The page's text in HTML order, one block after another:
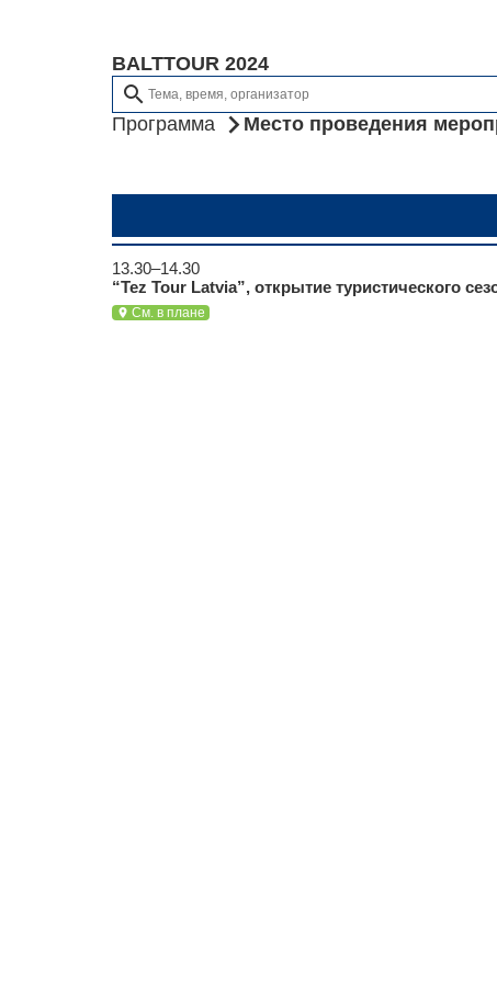
BALTTOUR 2024
search
Программа
Место проведения
13.30–14.30
“Tez Tour Latvia”, открытие туристического
location_on См. в плане